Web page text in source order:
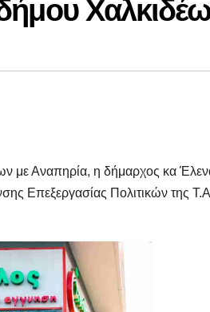
με Αναπηρία, η δήμαρχος κα
Επεξεργασίας Πολιτικών της